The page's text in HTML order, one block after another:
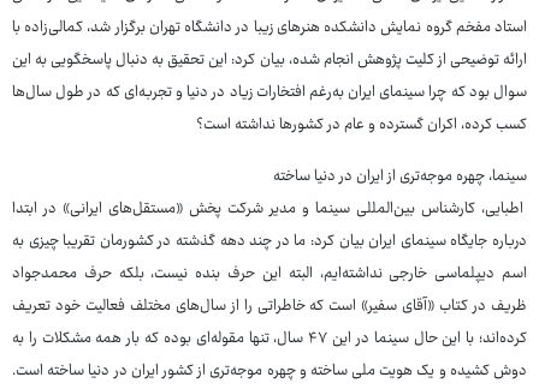
استاد مفخم گروه نمایش دانشکده هنرهای زیبا در دانشگاه تهران برگزار شد، کمالی‌زاده با
ارائه توضیحی از کلیت پژوهش انجام شده، بیان کرد: این تحقیق به دنبال پاسخگویی به این
سوال بود که چرا سینمای ایران ‌به‌رغم افتخارات زیاد در دنیا و تجربه‌ای که در طول سال‌ها
کسب کرده، اکران گسترده و عام در کشورها نداشته است؟
سینما، چهره موجه‌تری از ایران در دنیا ساخته
اطبایی، کارشناس بین‌المللی سینما و مدیر شرکت پخش «مستقل‌های ایرانی» در ابتدا
درباره جایگاه سینمای ایران بیان کرد: ما در چند دهه گذشته در کشورمان تقریبا چیزی به
اسم دیپلماسی خارجی نداشته‌ایم، البته این حرف بنده نیست، بلکه حرف محمدجواد
ظریف در کتاب «آقای سفیر» است که خاطراتی را از سال‌های مختلف فعالیت خود تعریف
کرده‌اند؛ با این حال سینما در این ۴۷ سال، تنها مقوله‌ای بوده که بار همه مشکلات را به
دوش کشیده و یک هویت ملی ساخته و چهره موجه‌تری از کشور ایران در دنیا ساخته است.